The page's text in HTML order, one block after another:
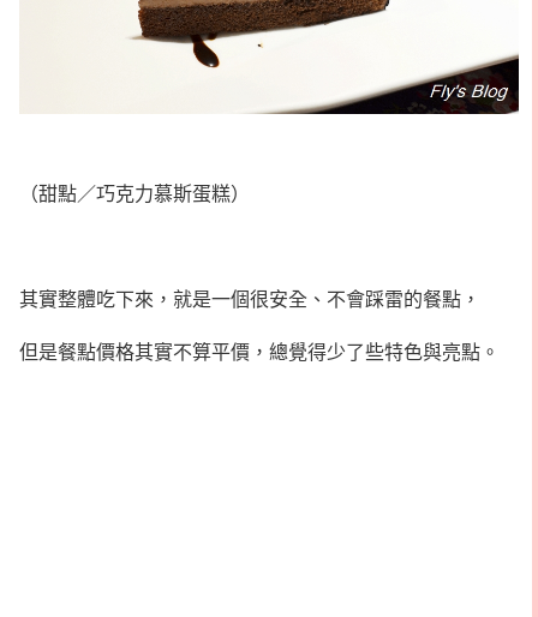
（甜點／巧克力慕斯蛋糕）
其實整體吃下來，就是一個很安全、不會踩雷的餐點，
但是餐點價格其實不算平價，總覺得少了些特色與亮點。